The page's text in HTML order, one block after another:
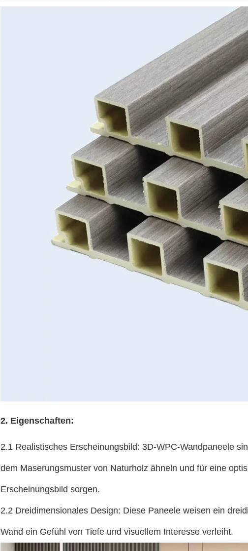
2. Eigenschaften:
2.1 Realistisches Erscheinungsbild: 3D-WPC-Wandpaneele
dem Maserungsmuster von Naturholz ähneln und für eine
Erscheinungsbild sorgen.
2.2 Dreidimensionales Design: Diese Paneele weisen ein
Wand ein Gefühl von Tiefe und visuellem Interesse verleiht.